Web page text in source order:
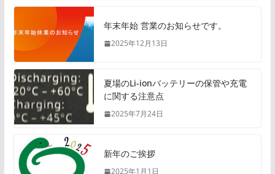
年末年始 営業のお知らせです。
2025年12月13日
夏場のLi-ionバッテリーの保管や充電
に関する注意点
2025年7月24日
新年のご挨拶
2025年1月1日